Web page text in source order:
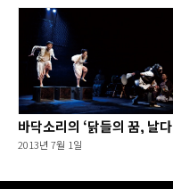
바닥소리의 ‘닭들의 꿈, 날다
2013년 7월 1일